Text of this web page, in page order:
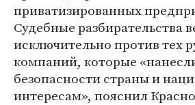
приватизированных
Судебные разбирательства
исключительно против тех
компаний, которые
безопасности страны и
интересам», пояснил